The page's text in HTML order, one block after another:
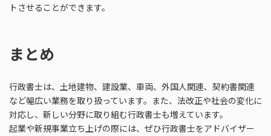
トさせることができます。
まとめ
行政書士は、土地建物、建設業、車両、外国人関連、契約書関連
など幅広い業務を取り扱っています。また、法改正や社会の変化に
対応し、新しい分野に取り組む行政書士も増えています。
起業や新規事業立ち上げの際には、ぜひ行政書士をアドバイザー